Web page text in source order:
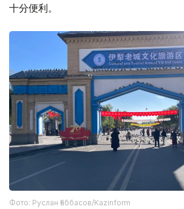
十分便利。
Фото: Руслан Ғаббасов/Kazinform